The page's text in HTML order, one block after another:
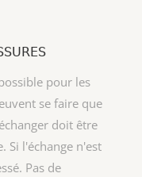
pour les
se faire que
doit être
Si l'échange n'est
Pas de